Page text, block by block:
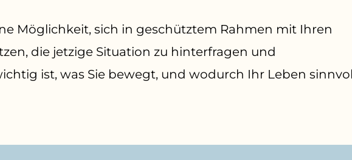
Möglichkeit, sich in geschütztem Rahmen mit Ihren
die jetzige Situation zu hinterfragen und
ist, was Sie bewegt, und wodurch Ihr Leben